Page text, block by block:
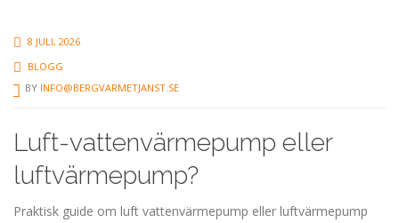
8 JULI, 2026
BLOGG
BY INFO@BERGVARMETJANST.SE
Luft-vattenvärmepump eller
luftvärmepump?
Praktisk guide om luft vattenvärmepump eller luftvärmepump